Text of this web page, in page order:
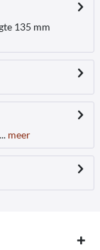
135 mm
meer